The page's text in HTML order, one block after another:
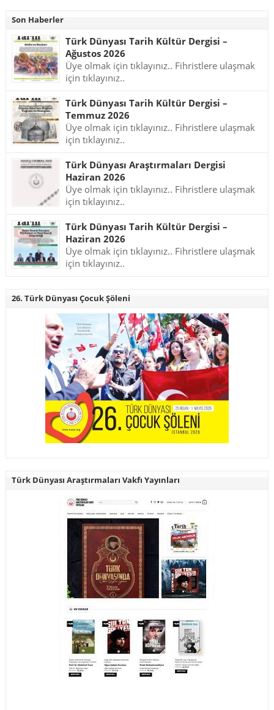
Son Haberler
Türk Dünyası Tarih Kültür Dergisi –
Ağustos 2026
Üye olmak için tıklayınız.. Fihristlere ulaşmak
için tıklayınız..
Türk Dünyası Tarih Kültür Dergisi –
Temmuz 2026
Üye olmak için tıklayınız.. Fihristlere ulaşmak
için tıklayınız..
Türk Dünyası Araştırmaları Dergisi
Haziran 2026
Üye olmak için tıklayınız.. Fihristlere ulaşmak
için tıklayınız..
Türk Dünyası Tarih Kültür Dergisi –
Haziran 2026
Üye olmak için tıklayınız.. Fihristlere ulaşmak
için tıklayınız..
26. Türk Dünyası Çocuk Şöleni
Türk Dünyası Araştırmaları Vakfı Yayınları